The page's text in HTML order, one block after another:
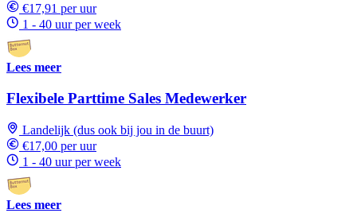
€17,91 per uur
1 - 40 uur per week
Lees meer
Flexibele Parttime Sales Medewerker
Landelijk (dus ook bij jou in de buurt)
€17,00 per uur
1 - 40 uur per week
Lees meer